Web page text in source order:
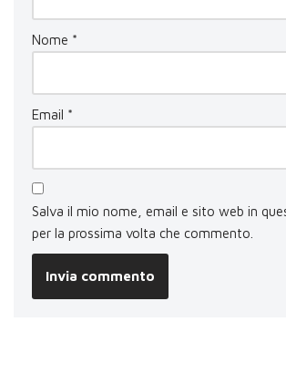
Nome *
Email *
Salva il mio nome, email e sito web in
per la prossima volta che commento.